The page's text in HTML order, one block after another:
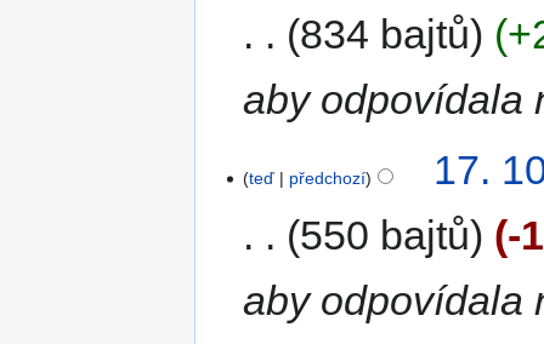
834 bajtů
aby odpovídala
teď předchozí
17.
550 bajtů
-
aby odpovídala